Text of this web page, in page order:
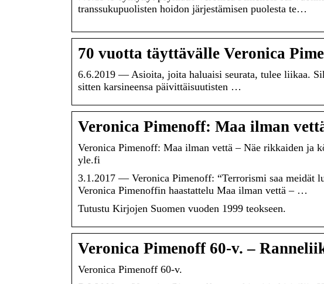
transsukupuolisten hoidon järjestämisen puolesta te…
70 vuotta täyttävälle Veronica
6.6.2019 — Asioita, joita haluaisi seurata, tulee liikaa.
sitten karsineensa päivittäisuutisten …
Veronica Pimenoff: Maa ilman
Veronica Pimenoff: Maa ilman vettä – Näe rikkaiden ja
yle.fi
3.1.2017 — Veronica Pimenoff: “Terrorismi saa meidät
Veronica Pimenoffin haastattelu Maa ilman vettä – …
Tutustu Kirjojen Suomen vuoden 1999 teokseen.
Veronica Pimenoff 60-v. –
Veronica Pimenoff 60-v.